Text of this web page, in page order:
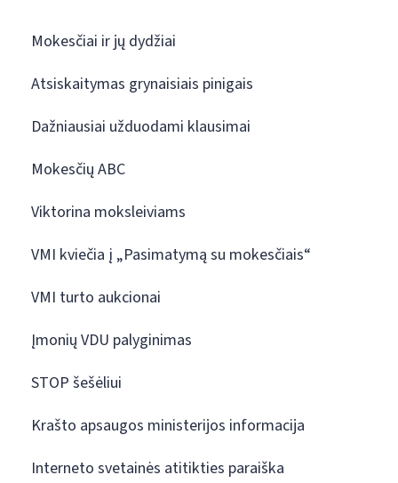
Mokesčiai ir jų dydžiai
Atsiskaitymas grynaisiais pinigais
Dažniausiai užduodami klausimai
Mokesčių ABC
Viktorina moksleiviams
VMI kviečia į „Pasimatymą su mokesčiais“
VMI turto aukcionai
Įmonių VDU palyginimas
STOP šešėliui
Krašto apsaugos ministerijos informacija
Interneto svetainės atitikties paraiška